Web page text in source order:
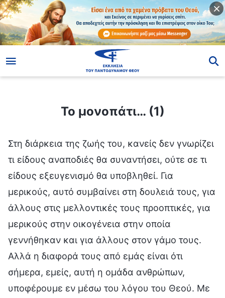
Το μονοπάτι… (1)
Στη διάρκεια της ζωής του, κανείς δεν γνωρίζει
τι είδους αναποδιές θα συναντήσει, ούτε σε τι
είδους εξευγενισμό θα υποβληθεί. Για
μερικούς, αυτό συμβαίνει στη δουλειά τους, για
άλλους στις μελλοντικές τους προοπτικές, για
μερικούς στην οικογένεια στην οποία
γεννήθηκαν και για άλλους στον γάμο τους.
Αλλά η διαφορά τους από εμάς είναι ότι
σήμερα, εμείς, αυτή η ομάδα ανθρώπων,
υποφέρουμε εν μέσω του λόγου του Θεού. Με